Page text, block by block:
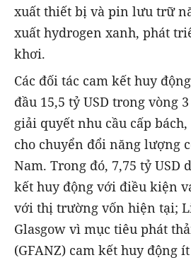
xuất thiết bị và pin lưu trữ
xuất hydrogen xanh, phát
khơi.
Các đối tác cam kết huy
đầu 15,5 tỷ USD trong vòng
giải quyết nhu cầu cấp
cho chuyển đổi năng lượng
Nam. Trong đó, 7,75 tỷ USD
kết huy động với điều kiện
với thị trường vốn hiện tại;
Glasgow vì mục tiêu phát
(GFANZ) cam kết huy động